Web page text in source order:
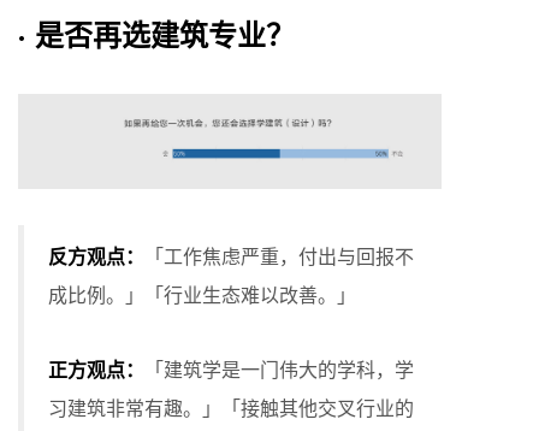
· 是否再选建筑专业？
反方观点：
「工作焦虑严重，付出与回报不
成比例。」「行业生态难以改善。」
正方观点：
「建筑学是一门伟大的学科，学
习建筑非常有趣。」「接触其他交叉行业的